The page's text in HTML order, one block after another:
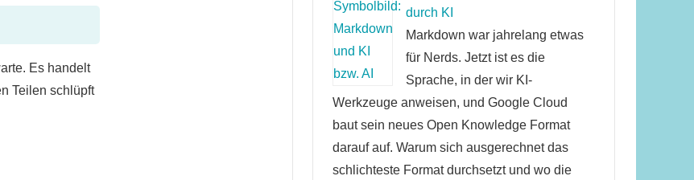
Es handelt
Teilen schlüpft
durch KI
Markdown war jahrelang etwas
für Nerds. Jetzt ist es die
Sprache, in der wir KI-
Werkzeuge anweisen, und Google Cloud
baut sein neues Open Knowledge Format
darauf auf. Warum sich ausgerechnet das
schlichteste Format durchsetzt und wo die